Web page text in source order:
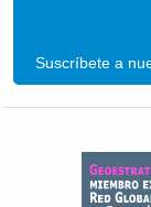
Suscríbete a